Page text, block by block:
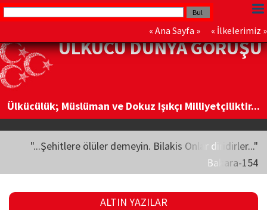
« Ana Sayfa » « İlkelerimiz »
ÜLKÜCÜ DÜNYA GÖRÜŞÜ
Ülkücülük; Müslüman ve Dokuz Işıkçı Milliyetçiliktir...
"...Şehitlere ölüler demeyin. Bilakis Onlar diridirler..."
Bakara-154
ALTIN YAZILAR